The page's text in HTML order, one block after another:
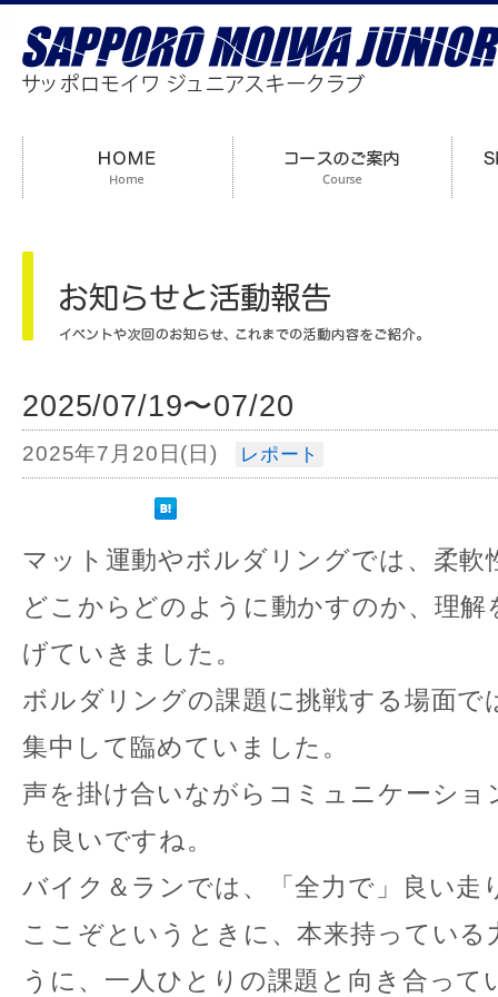
2025/07/19〜07/20
2025年7月20日(日) レポート
マット運動やボルダリングでは、柔軟
どこからどのように動かすのか、理解
げていきました。
ボルダリングの課題に挑戦する場面で
集中して臨めていました。
声を掛け合いながらコミュニケーショ
も良いですね。
バイク＆ランでは、「全力で」良い走
ここぞというときに、本来持っている
うに、一人ひとりの課題と向き合って